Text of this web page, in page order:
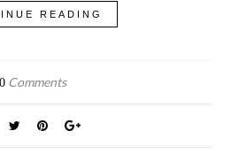
READING
0Comments